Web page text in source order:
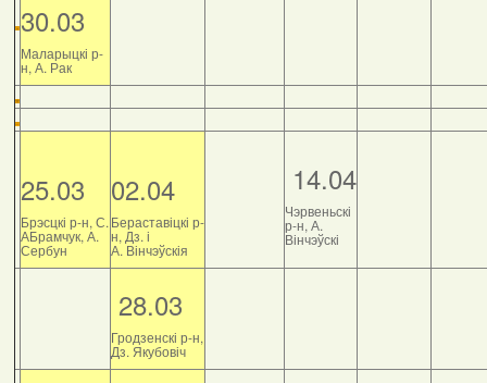
30.03
Маларыцкі р-
н, А. Рак
25.03
Брэсцкі р-н, С.
АБрамчук, А.
Сербун
02.04
Бераставіцкі р-
н, Дз. і
А. Вінчэўскія
14.04
Чэрвеньскі
р-н, А.
Вінчэўскі
28.03
Гродзенскі р-н,
Дз. Якубовіч